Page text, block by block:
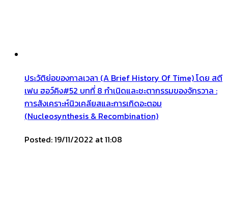
ประวัติย่อของกาลเวลา (A Brief History Of Time) โดย สตี
เฟน ฮอว์คิง#52 บทที่ 8 กำเนิดและชะตากรรมของจักรวาล :
การสังเคราะห์นิวเคลียสและการเกิดอะตอม
(Nucleosynthesis & Recombination)
Posted: 19/11/2022 at 11:08